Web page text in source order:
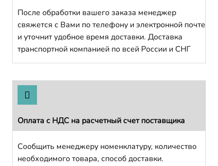
После обработки вашего заказа менеджер
свяжется с Вами по телефону и электронной почте
и уточнит удобное время доставки. Доставка
транспортной компанией по всей России и СНГ
Оплата с НДС на расчетный счет поставщика
Сообщить менеджеру номенклатуру, количество
необходимого товара, способ доставки.